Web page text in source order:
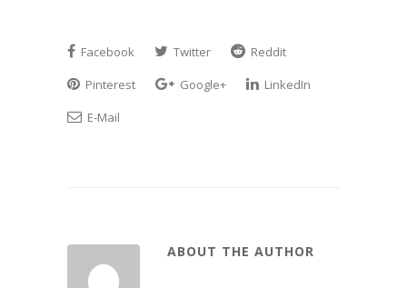
Facebook Twitter
Reddit
Pinterest
Google+
LinkedIn
E-Mail
ABOUT THE AUTHOR